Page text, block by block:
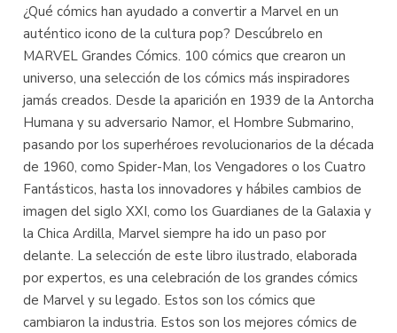
¿Qué cómics han ayudado a convertir a Marvel en un
auténtico icono de la cultura pop? Descúbrelo en
MARVEL Grandes Cómics. 100 cómics que crearon un
universo, una selección de los cómics más inspiradores
jamás creados. Desde la aparición en 1939 de la Antorcha
Humana y su adversario Namor, el Hombre Submarino,
pasando por los superhéroes revolucionarios de la década
de 1960, como Spider-Man, los Vengadores o los Cuatro
Fantásticos, hasta los innovadores y hábiles cambios de
imagen del siglo XXI, como los Guardianes de la Galaxia y
la Chica Ardilla, Marvel siempre ha ido un paso por
delante. La selección de este libro ilustrado, elaborada
por expertos, es una celebración de los grandes cómics
de Marvel y su legado. Estos son los cómics que
cambiaron la industria. Estos son los mejores cómics de